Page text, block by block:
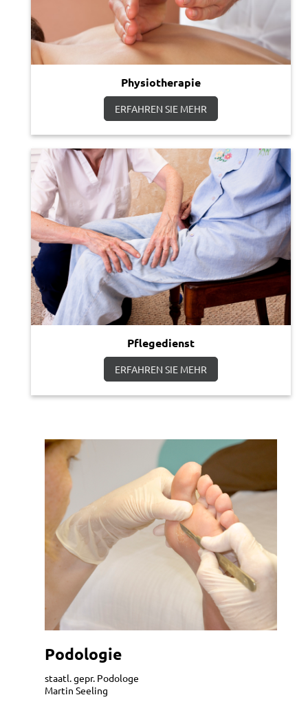
Physiotherapie
ERFAHREN SIE MEHR
Pflegedienst
ERFAHREN SIE MEHR
Podologie
staatl. gepr. Podologe
Martin Seeling